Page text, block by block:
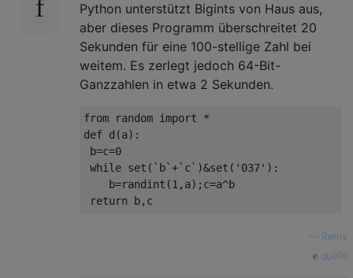
Python unterstützt Bigints von Haus aus,
aber dieses Programm überschreitet 20
Sekunden für eine 100-stellige Zahl bei
weitem. Es zerlegt jedoch 64-Bit-
Ganzzahlen in etwa 2 Sekunden.
from random import *
def d(a):
b=c=0
while set(`b`+`c`)&set('037'):
    b=randint(1,a);c=a^b
Remy
quelle